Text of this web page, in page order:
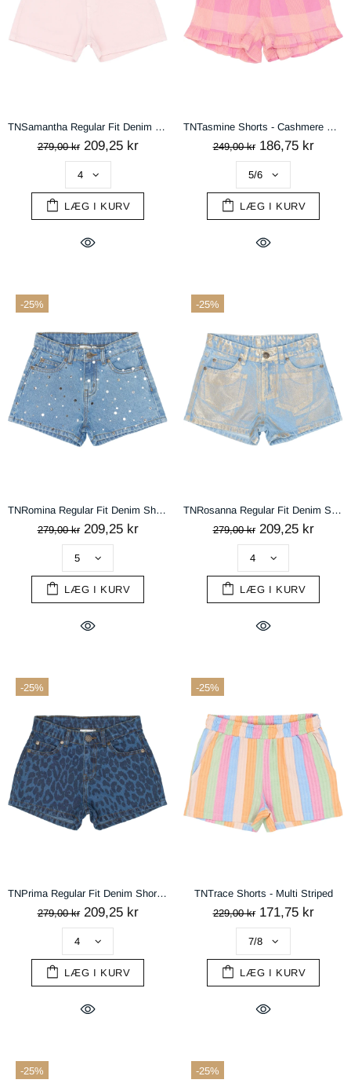
TNSamantha Regular Fit Denim Shorts - Light Lilac
279,00 kr 209,25 kr
LÆG I KURV
TNTasmine Shorts - Cashmere Rose Checked
249,00 kr 186,75 kr
LÆG I KURV
-25%
TNRomina Regular Fit Denim Shorts - Light blue denim
279,00 kr 209,25 kr
LÆG I KURV
-25%
TNRosanna Regular Fit Denim Shorts - Light blue denim
279,00 kr 209,25 kr
LÆG I KURV
-25%
TNPrima Regular Fit Denim Shorts - Medium Blue Denim AOP
279,00 kr 209,25 kr
LÆG I KURV
-25%
TNTrace Shorts - Multi Striped
229,00 kr 171,75 kr
LÆG I KURV
-25% -25%